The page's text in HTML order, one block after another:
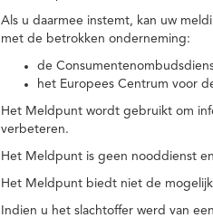
Als u daarmee instemt, kan uw
met de betrokken onderneming:
de
het Europees Centrum voor
Het Meldpunt wordt gebruikt om
verbeteren.
Het Meldpunt is geen nooddienst
Het Meldpunt biedt niet de
Indien u het slachtoffer werd van